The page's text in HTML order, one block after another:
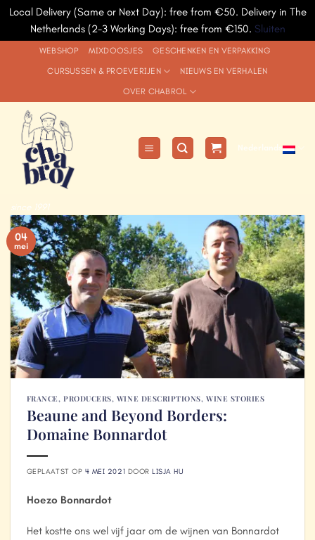
Local Delivery (Same or Next Day): free from €50. Delivery in The
Netherlands (2-3 Working Days): free from €150. Sluiten
WEBSHOP MIXDOOSJES GESCHENKEN EN VERPAKKING
CURSUSSEN & PROEVERIJEN NIEUWS EN VERHALEN
OVER CHABROL
since 1991
Nederlands
04
mei
FRANCE,PRODUCERS, WINE DESCRIPTIONS,WINE STORIES
Beaune and Beyond Borders:
Domaine Bonnardot
GEPLAATST OP 4 MEI 2021 DOORLISJA HU
Hoezo Bonnardot
Het kostte ons wel vijf jaar om de wijnen van Bonnardot